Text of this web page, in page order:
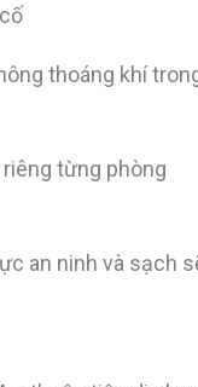
thoáng khí
từng phòng
an ninh và sạch